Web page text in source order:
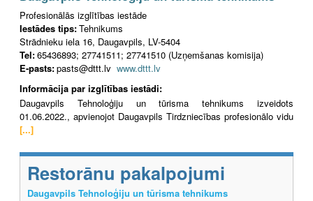
Profesionālās izglītības iestāde
Iestādes tips:Tehnikums
Strādnieku iela 16, Daugavpils, LV-5404
Tel:65436893; 27741511; 27741510 (Uzņemšanas komisija)
E-pasts:pasts@dttt.lv www.dttt.lv
Informācija par izglītības iestādi:
Daugavpils Tehnoloģiju un tūrisma tehnikums izveidots
01.06.2022., apvienojot Daugavpils Tirdzniecības profesionālo vidu
[...]
Restorānu pakalpojumi
Daugavpils Tehnoloģiju un tūrisma tehnikums